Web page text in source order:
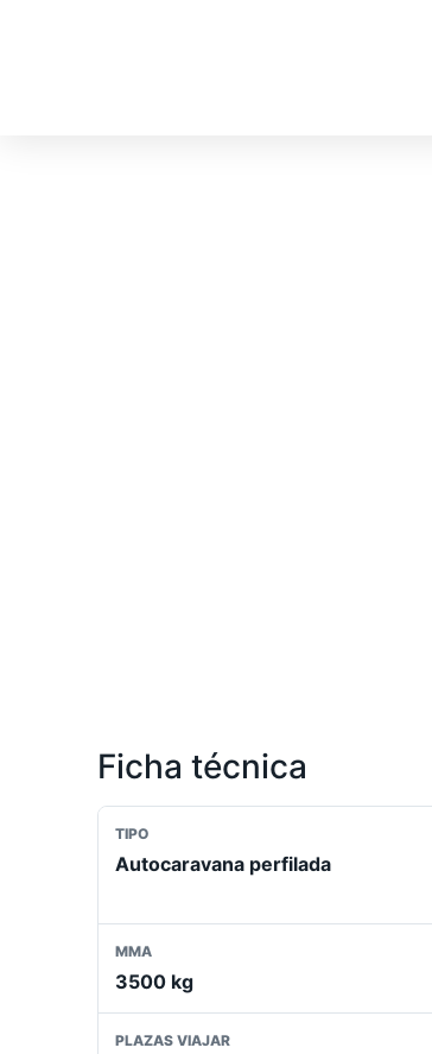
Ficha técnica
TIPO
Autocaravana perfilada
MMA
3500 kg
PLAZAS VIAJAR